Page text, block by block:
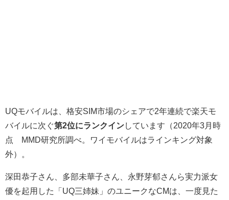
UQモバイルは、格安SIM市場のシェアで2年連続で楽天モ
バイルに次ぐ第2位にランクインしています（2020年3月時
点 MMD研究所調べ。ワイモバイルはラインキング対象
外）。
深田恭子さん、多部未華子さん、永野芽郁さんら実力派女
優を起用した「UQ三姉妹」のユニークなCMは、一度見た